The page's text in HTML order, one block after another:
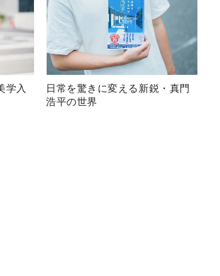
学入
日常を驚きに変える新鋭・真門
浩平の世界